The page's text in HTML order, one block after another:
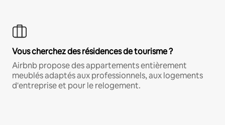
Vous cherchez des résidences de tourisme ?
Airbnb propose des appartements entièrement
meublés adaptés aux professionnels, aux logements
d'entreprise et pour le relogement.